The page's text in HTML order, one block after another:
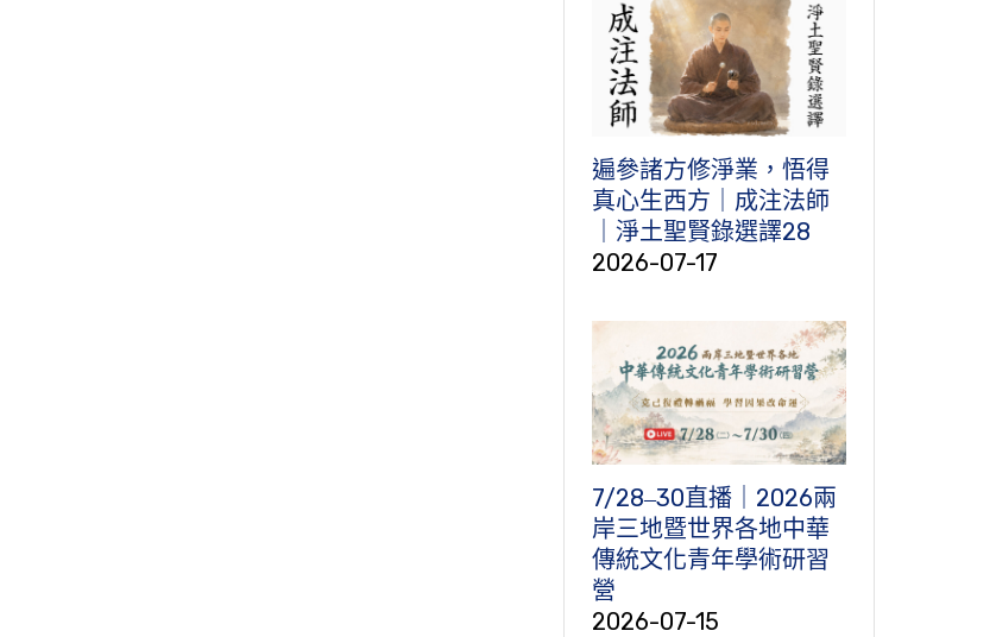
遍參諸方修淨業，悟得
真心生西方｜成注法師
｜淨土聖賢錄選譯28
2026-07-17
7/28‒30直播｜2026兩
岸三地暨世界各地中華
傳統文化青年學術研習
營
2026-07-15